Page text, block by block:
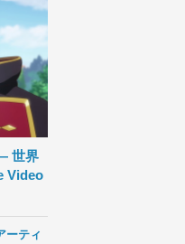
世界
Video
ーティ